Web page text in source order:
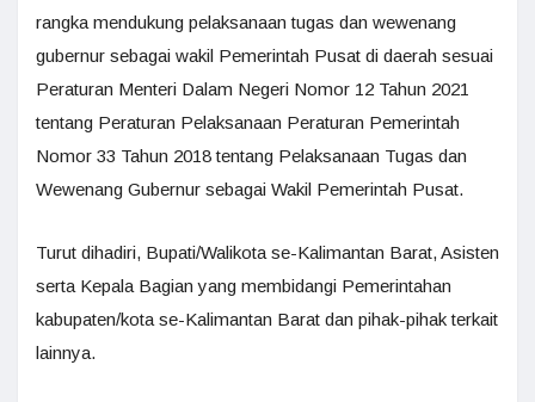
rangka mendukung pelaksanaan tugas dan wewenang
gubernur sebagai wakil Pemerintah Pusat di daerah sesuai
Peraturan Menteri Dalam Negeri Nomor 12 Tahun 2021
tentang Peraturan Pelaksanaan Peraturan Pemerintah
Nomor 33 Tahun 2018 tentang Pelaksanaan Tugas dan
Wewenang Gubernur sebagai Wakil Pemerintah Pusat.
Turut dihadiri, Bupati/Walikota se-Kalimantan Barat, Asisten
serta Kepala Bagian yang membidangi Pemerintahan
kabupaten/kota se-Kalimantan Barat dan pihak-pihak terkait
lainnya.